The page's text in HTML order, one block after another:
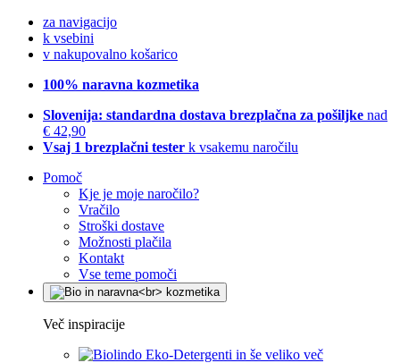
za navigacijo
k vsebini
v nakupovalno košarico
100% naravna kozmetika
Slovenija: standardna dostava brezplačna za pošiljke nad
€ 42,90
Vsaj 1 brezplačni tester k vsakemu naročilu
Pomoč
Kje je moje naročilo?
Vračilo
Stroški dostave
Možnosti plačila
Kontakt
Vse teme pomoči
Več inspiracije
Eko-Detergenti in še veliko več